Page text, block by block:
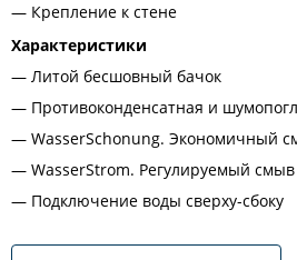
Крепление к стене
Характеристики
Литой бесшовный бачок
Противоконденсатная и
WasserSchonung. Экономичный
WasserStrom. Регулируемый смыв
Подключение воды сверху-сбоку